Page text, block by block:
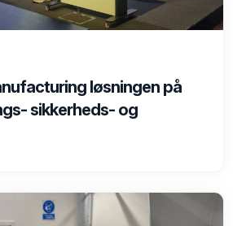
løsningen på
sikkerheds- og